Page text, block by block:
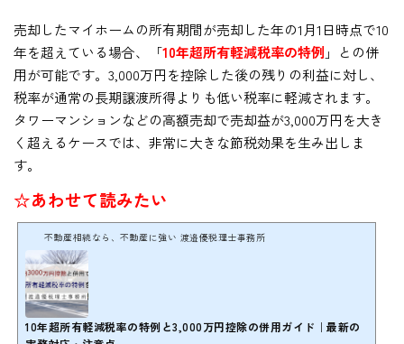
売却したマイホームの所有期間が売却した年の1月1日時点で10
年を超えている場合、「10年超所有軽減税率の特例 」との併
用が可能です。3,000万円を控除した後の残りの利益に対し、
税率が通常の長期譲渡所得よりも低い税率に軽減されます。
タワーマンションなどの高額売却で売却益が3,000万円を大き
く超えるケースでは、非常に大きな節税効果を生み出しま
す。
☆あわせて読みたい
不動産相続なら、不動産に強い 渡邉優税理士事務所
10年超所有軽減税率の特例と3,000万円控除の併用ガイド｜最新の